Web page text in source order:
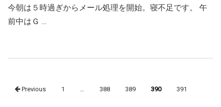
今朝は５時過ぎからメール処理を開始。寝不足です。 午
前中はＧ …
navigation
Previous 1 388 389 390 391